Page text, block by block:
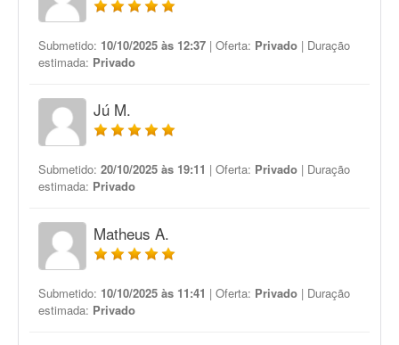
Submetido: 10/10/2025 às 12:37 | Oferta: Privado | Duração
estimada: Privado
Jú M.
Submetido: 20/10/2025 às 19:11 | Oferta: Privado | Duração
estimada: Privado
Matheus A.
Submetido: 10/10/2025 às 11:41 | Oferta: Privado | Duração
estimada: Privado